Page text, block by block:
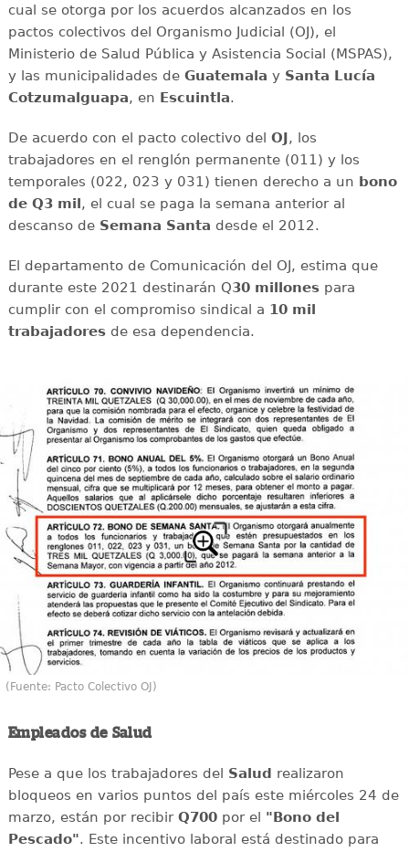
cual se otorga por los acuerdos alcanzados en los
pactos colectivos del Organismo Judicial (OJ), el
Ministerio de Salud Pública y Asistencia Social (MSPAS),
y las municipalidades de Guatemala y Santa Lucía
Cotzumalguapa, en Escuintla.
De acuerdo con el pacto colectivo del OJ, los
trabajadores en el renglón permanente (011) y los
temporales (022, 023 y 031) tienen derecho a un bono
de Q3 mil, el cual se paga la semana anterior al
descanso de Semana Santa desde el 2012.
El departamento de Comunicación del OJ, estima que
durante este 2021 destinarán Q30 millonespara
cumplir con el compromiso sindical a 10 mil
trabajadoresde esa dependencia.
(Fuente: Pacto Colectivo OJ)
Empleados de Salud
Pese a que los trabajadores del Salud realizaron
bloqueos en varios puntos del país este miércoles 24 de
marzo, están por recibir Q700por el "Bono del
Pescado". Este incentivo laboral está destinado para